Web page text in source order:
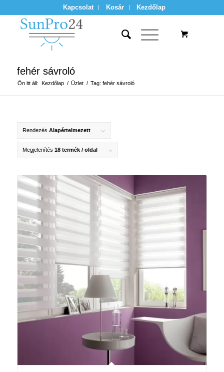
Kapcsolat Kosár Kezdőlap
fehér sávroló
Ön itt áll: Kezdőlap / Üzlet / Tag: fehér sávroló
Rendezés Alapértelmezett
Megjelenítés 18 termék / oldal